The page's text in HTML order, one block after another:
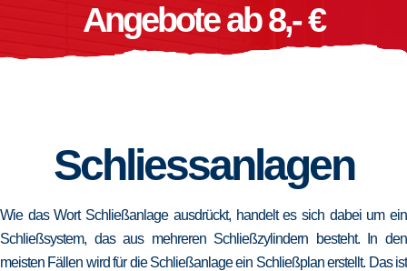
Angebote ab 8,- €
Schliessanlagen
Wie das Wort Schließanlage ausdrückt, handelt es sich dabei um ein
Schließsystem, das aus mehreren Schließzylindern besteht. In den
meisten Fällen wird für die Schließanlage ein Schließplan erstellt. Das ist